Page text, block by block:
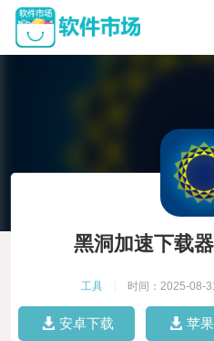
黑洞加速下载
工具 时间：2025-08-
安卓下载 苹